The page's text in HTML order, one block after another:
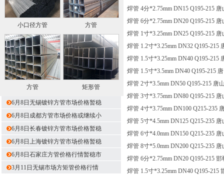
小口径方管 方管
方管 矩形管
6月8日无锡镀锌方管市场价格暂稳
6月8日成都方管市场价格或继续小
6月8日长春镀锌方管市场价格暂稳
6月8日上海镀锌方管市场价格暂稳
6月8日石家庄方管价格行情暂稳市
3月11日无锡市场方矩管价格行情
焊管 4分*2.75mm DN15 Q195-215
焊管 6分*2.75mm DN20 Q195-215
焊管 1寸*3.25mm DN25 Q195-215
焊管 1.2寸*3.25mm DN32 Q195-215
焊管 1.5寸*3.25mm DN40 Q195-215
焊管 1.5寸*3.5mm DN40 Q195-215
焊管 2寸*3.5mm DN50 Q195-215 唐
焊管 3寸*3.75mm DN80 Q195-215
焊管 4寸*3.75mm DN100 Q215-235
焊管 5寸*4.5mm DN125 Q215-235
焊管 6寸*4.0mm DN150 Q215-235
焊管 8寸*5.0mm DN200 Q215-235
焊管 6分*2.75mm DN20 Q195-215
焊管 1.5寸*3.25mm DN40 Q195-215